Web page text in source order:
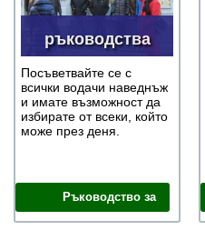
ръководства
Посъветвайте се с
всички водачи наведнъж
и имате възможност да
избирате от всеки, който
може през деня.
Ръководство за